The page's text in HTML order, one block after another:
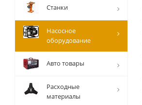
Станки
Насосное
оборудование
Авто товары
Расходные
материалы